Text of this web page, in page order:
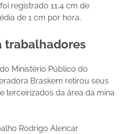
registrado 11,4 cm de
de 1 cm por hora.
trabalhadores
Ministério Público do
Braskem retirou seus
terceirizados da área da mina
Rodrigo Alencar